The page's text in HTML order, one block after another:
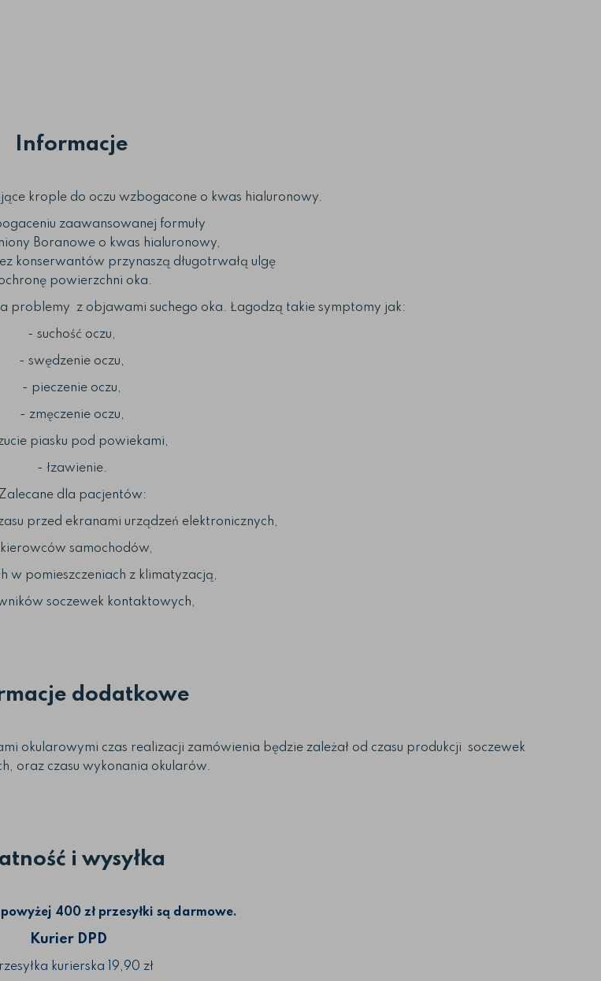
Informacje
krople do oczu wzbogacone o kwas hialuronowy.
zaawansowanej formuły
Boranowe o kwas hialuronowy,
konserwantów przynaszą długotrwałą ulgę
powierzchni oka.
problemy z objawami suchego oka. Łagodzą takie symptomy jak:
- suchość oczu,
- swędzenie oczu,
- pieczenie oczu,
- zmęczenie oczu,
piasku pod powiekami,
- łzawienie.
dla pacjentów:
przed ekranami urządzeń elektronicznych,
samochodów,
w pomieszczeniach z klimatyzacją,
soczewek kontaktowych,
dodatkowe
okularowymi czas realizacji zamówienia będzie zależał od czasu produkcji soczewek
oraz czasu wykonania okularów.
i wysyłka
400 zł przesyłki są darmowe.
Kurier DPD
kurierska 19,90 zł